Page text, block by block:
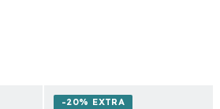
-20% EXTRA